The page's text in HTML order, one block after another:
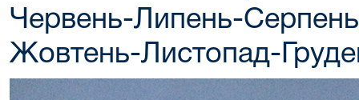
Червень-Липень-
Жовтень-Листопад-